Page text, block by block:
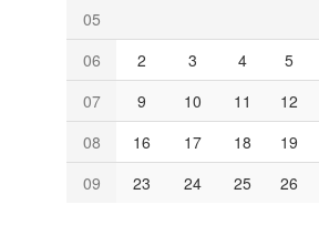
05
06
2 3 4 5
07
9 10 11 12
08
16 17 18 19
09
23 24 25 26